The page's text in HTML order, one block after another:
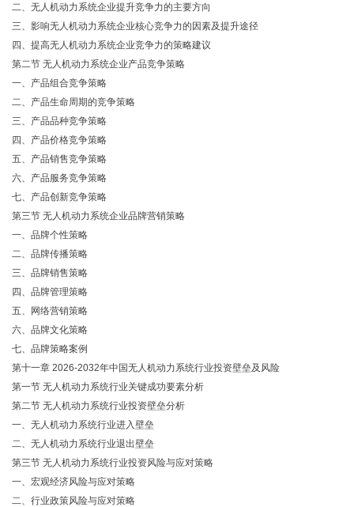
二、无人机动力系统企业提升竞争力的主要方向
三、影响无人机动力系统企业核心竞争力的因素及提升途径
四、提高无人机动力系统企业竞争力的策略建议
第二节 无人机动力系统企业产品竞争策略
一、产品组合竞争策略
二、产品生命周期的竞争策略
三、产品品种竞争策略
四、产品价格竞争策略
五、产品销售竞争策略
六、产品服务竞争策略
七、产品创新竞争策略
第三节 无人机动力系统企业品牌营销策略
一、品牌个性策略
二、品牌传播策略
三、品牌销售策略
四、品牌管理策略
五、网络营销策略
六、品牌文化策略
七、品牌策略案例
第十一章 2026-2032年中国无人机动力系统行业投资壁垒及风险
第一节 无人机动力系统行业关键成功要素分析
第二节 无人机动力系统行业投资壁垒分析
一、无人机动力系统行业进入壁垒
二、无人机动力系统行业退出壁垒
第三节 无人机动力系统行业投资风险与应对策略
一、宏观经济风险与应对策略
二、行业政策风险与应对策略